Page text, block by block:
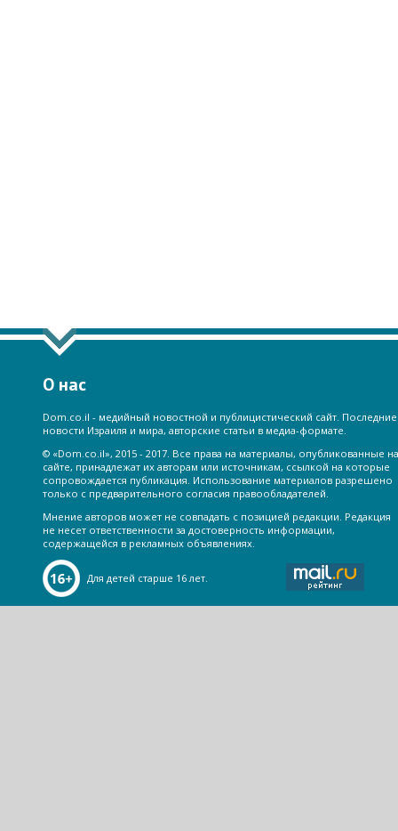
О нас
Dom.co.il - медийный новостной и публицистический сайт. Последние
новости Израиля и мира, авторские статьи в медиа-формате.
© «Dom.co.il», 2015 - 2017. Все права на материалы, опубликованные на
сайте, принадлежат их авторам или источникам, ссылкой на которые
сопровождается публикация. Использование материалов разрешено
только с предварительного согласия правообладателей.
Мнение авторов может не совпадать с позицией редакции. Редакция
не несет ответственности за достоверность информации,
содержащейся в рекламных объявлениях.
Для детей старше 16 лет.